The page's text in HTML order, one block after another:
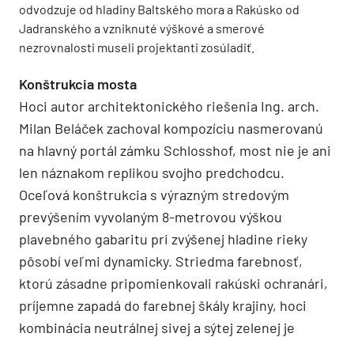
odvodzuje od hladiny Baltského mora a Rakúsko od
Jadranského a vzniknuté výškové a smerové
nezrovnalosti museli projektanti zosúladiť.
Konštrukcia mosta
Hoci autor architektonického riešenia Ing. arch.
Milan Beláček zachoval kompozíciu nasmerovanú
na hlavný portál zámku Schlosshof, most nie je ani
len náznakom replikou svojho predchodcu.
Oceľová konštrukcia s výrazným stredovým
prevýšením vyvolaným 8-metrovou výškou
plavebného gabaritu pri zvýšenej hladine rieky
pôsobí veľmi dynamicky. Striedma farebnosť,
ktorú zásadne pripomienkovali rakúski ochranári,
príjemne zapadá do farebnej škály krajiny, hoci
kombinácia neutrálnej sivej a sýtej zelenej je